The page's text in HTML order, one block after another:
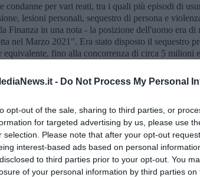
- Do Not Process My Personal
opt-out of the sale, sharing to third parties, or
for targeted advertising by us, please use
selection. Please note that after your opt-out
interest-based ads based on personal
to third parties prior to your opt-out. You
of your personal information by third parties on
condanne per vari reati, tra i quali più episodi di
lesioni personali, sequestro di persona e
Finanza in una nota - la posizione dell'uomo era di
nel Marzo 2021". Era stato disposto il sequestro
fino alla concorrenza di circa 5 milioni
i reati di riciclaggio transnazionale di proventi
rientro agevolato di capitali dall’estero, nota quale
il Gico di Firenze a svolgere indagini nel
di misure di prevenzione patrimoniale, misure
ed il tenore di vita debba ritenersi, sulla base
con i proventi di attività delittuose (la cosiddetta
le Fiamme Gialle.